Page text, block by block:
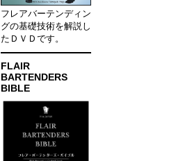
フレアバーテンディン
グの基礎技術を解説し
たＤＶＤです。
FLAIR
BARTENDERS
BIBLE